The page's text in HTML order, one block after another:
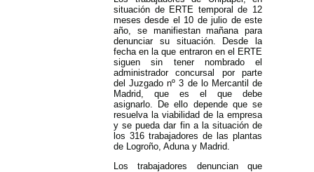
situación de ERTE temporal de 12
meses desde el 10 de julio de este
año, se manifiestan mañana para
denunciar su situación. Desde la
fecha en la que entraron en el ERTE
siguen sin tener nombrado el
administrador concursal por parte
del Juzgado nº 3 de lo Mercantil de
Madrid, que es el que debe
asignarlo. De ello depende que se
resuelva la viabilidad de la empresa
y se pueda dar fin a la situación de
los 316 trabajadores de las plantas
de Logroño, Aduna y Madrid.
Los trabajadores denuncian que